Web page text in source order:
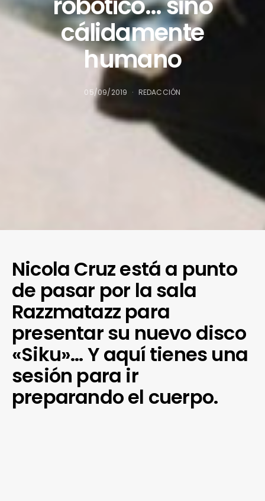
cálidamente
humano
05/09/2019 REDACCIÓN
Nicola Cruz está a punto
de pasar por la sala
Razzmatazz para
presentar su nuevo disco
«Siku»… Y aquí tienes una
sesión para ir
preparando el cuerpo.